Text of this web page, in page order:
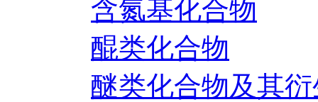
含氮基化合物
醌类化合物
醚类化合物及其